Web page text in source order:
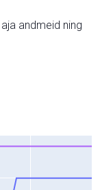
andmeid ning